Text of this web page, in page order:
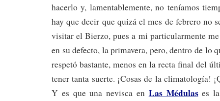
hacerlo y, lamentablemente, no teníamos
hay que decir que quizá el mes de febrero no
visitar el Bierzo, pues a mi particularmente
en su defecto, la primavera, pero, dentro de lo
respetó bastante, menos en la recta final del
tener tanta suerte. ¡Cosas de la climatología!
Y es que una nevisca en Las Médulases la